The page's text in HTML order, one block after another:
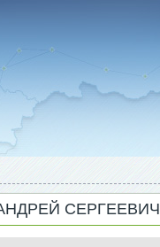
СЕРГЕЕВИЧ